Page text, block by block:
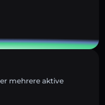
mehrere aktive